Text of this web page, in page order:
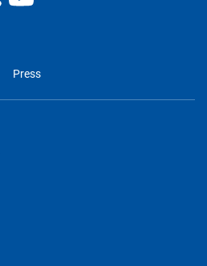
Press